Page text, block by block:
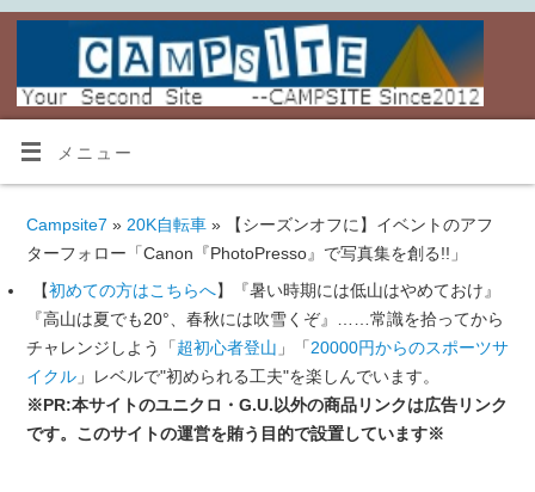
メニュー
Campsite7 » 20K自転車» 【シーズンオフに】イベントのアフ
ターフォロー「Canon『PhotoPresso』で写真集を創る!!」
【初めての方はこちらへ】『暑い時期には低山はやめておけ』
『高山は夏でも20°、春秋には吹雪くぞ』……常識を拾ってから
チャレンジしよう「超初心者登山 」「20000円からのスポーツサ
イクル」レベルで"初められる工夫"を楽しんでいます。
※PR:本サイトのユニクロ・G.U.以外の商品リンクは広告リンク
です。このサイトの運営を賄う目的で設置しています※